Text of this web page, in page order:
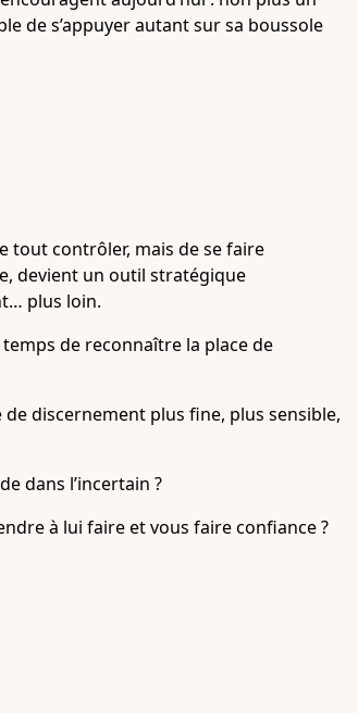
de s’appuyer autant sur sa boussole
tout contrôler, mais de se faire
devient un outil stratégique
plus loin.
de reconnaître la place de
discernement plus fine, plus sensible,
dans l’incertain ?
à lui faire et vous faire confiance ?